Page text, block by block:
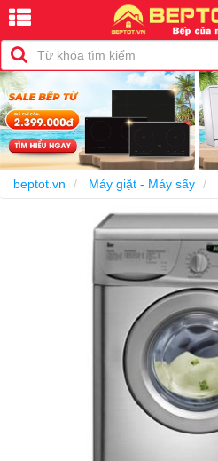
beptot.vn Máy giặt - Máy sấy
-15%